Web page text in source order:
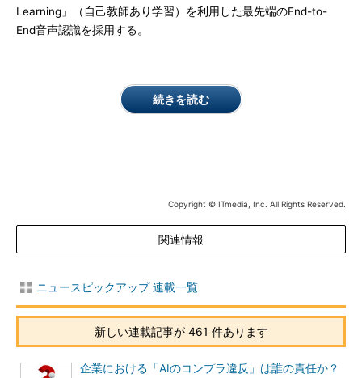
Learning」（自己教師あり学習）を利用した最先端のEnd-to-
End音声認識を採用する。
続きを読む
Copyright © ITmedia, Inc. All Rights Reserved.
関連情報
ニュースピックアップ 連載一覧
新しい連載記事が 461 件あります
企業における「AIのコンプラ違反」は誰の責任か？